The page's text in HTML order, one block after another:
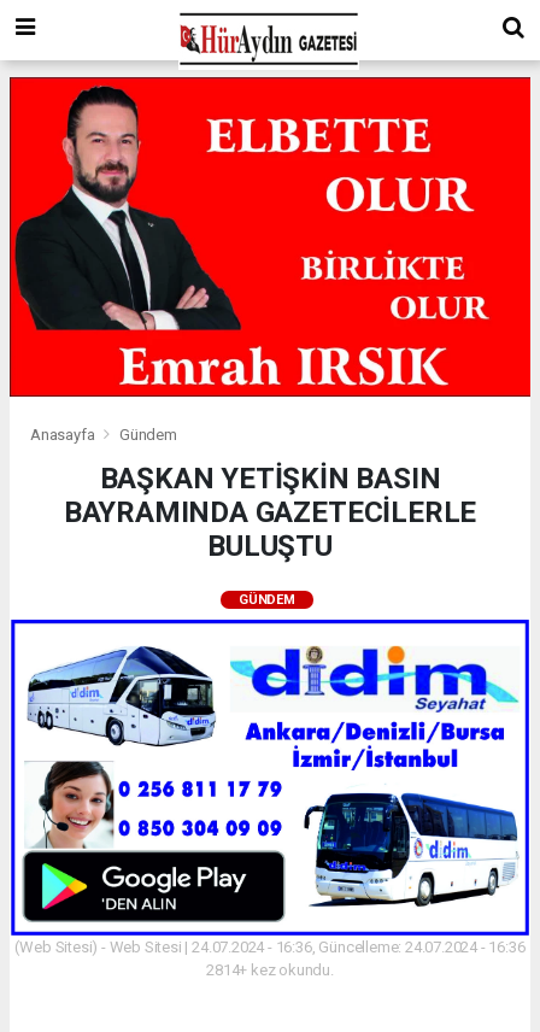
Anasayfa Gündem
BAŞKAN YETİŞKİN BASIN
BAYRAMINDA GAZETECİLERLE
BULUŞTU
GÜNDEM
(Web Sitesi) - Web Sitesi | 24.07.2024 - 16:36, Güncelleme: 24.07.2024 - 16:36
2814+ kez okundu.